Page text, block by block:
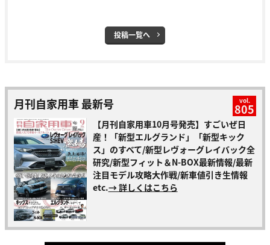
投稿一覧へ
月刊自家用車 最新号 vol.
805
【月刊自家用車10月号発売】すごいぜ日
産！「新型エルグランド」「新型キック
ス」のすべて/新型レヴォーグレイバック全
研究/新型フィット＆N-BOX最新情報/最新
注目モデル攻略大作戦/新車値引き生情報
etc.→ 詳しくはこちら